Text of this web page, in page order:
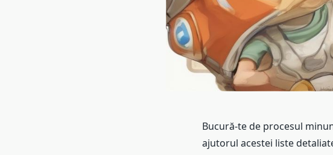
Bucură-te de procesul
ajutorul acestei liste